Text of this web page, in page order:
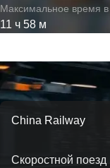
Максимальное время в
11 ч 58 м
China Railway
Скоростной поезд